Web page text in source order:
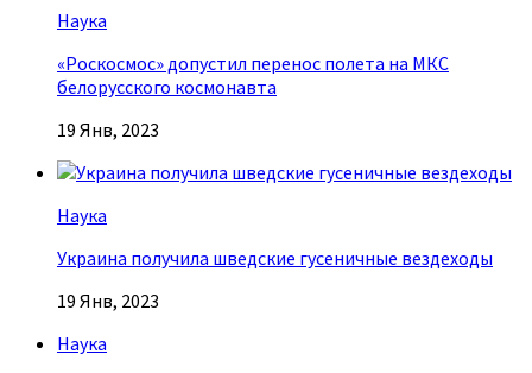
Наука
«Роскосмос» допустил перенос полета на МКС
белорусского космонавта
19 Янв, 2023
Наука
Украина получила шведские гусеничные вездеходы
19 Янв, 2023
Наука